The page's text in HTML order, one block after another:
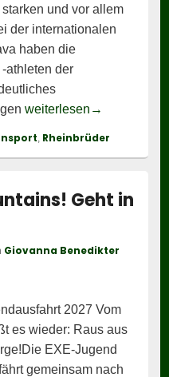
und vor allem
der internationalen
haben die
athleten der
weiterlesen Rheinbrüder
→
, Rheinbrüder
Geht in
Giovanna Benedikter
2027 Vom
es wieder: Raus aus
EXE-Jugend
gemeinsam nach